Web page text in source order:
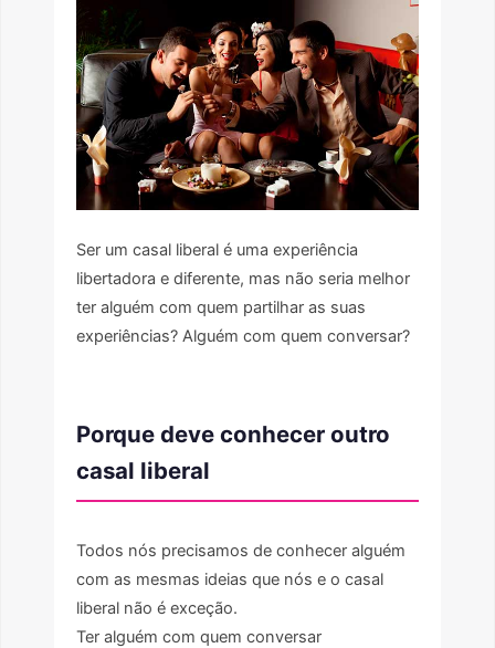
Ser um casal liberal é uma experiência
libertadora e diferente, mas não seria melhor
ter alguém com quem partilhar as suas
experiências? Alguém com quem conversar?
Porque deve conhecer outro
casal liberal
Todos nós precisamos de conhecer alguém
com as mesmas ideias que nós e o casal
liberal não é exceção.
Ter alguém com quem conversar